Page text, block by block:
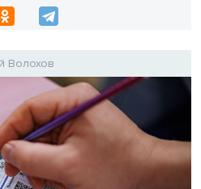
Волохов